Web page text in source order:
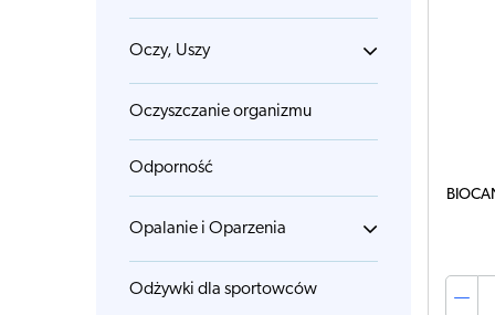
Oczy, Uszy
Oczyszczanie organizmu
Odporność
Opalanie i Oparzenia
Odżywki dla sportowców